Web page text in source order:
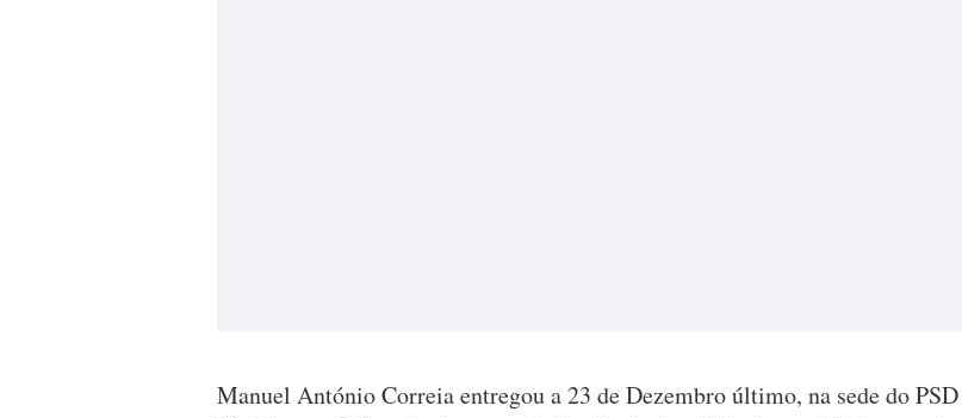
Manuel António Correia entregou a 23 de Dezembro último, na sede do PSD